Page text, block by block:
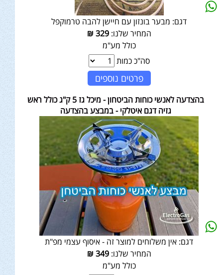
דגם: מבער בונזון עם חיישן להבה טרמוקפל
המחיר שלנו:329
₪
כולל מע"מ
סה"כ כמות
פרטים נוספים
בהצדעה לאנשי כוחות הביטחון - מיכל גז 5 ק"ג כולל ראש
גזיה דגם איטלקי - במבצע בהצדעה
דגם: אין משלוחים למוצר זה - איסוף עצמי מפ"ת
המחיר שלנו:349
₪
כולל מע"מ